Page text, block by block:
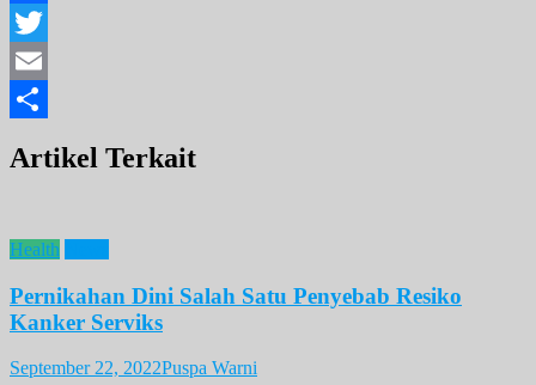
Facebook
Twitter
Email
Artikel Terkait
Health
Pernikahan Dini Salah Satu Penyebab Resiko
Kanker Serviks
September 22, 2022Puspa Warni